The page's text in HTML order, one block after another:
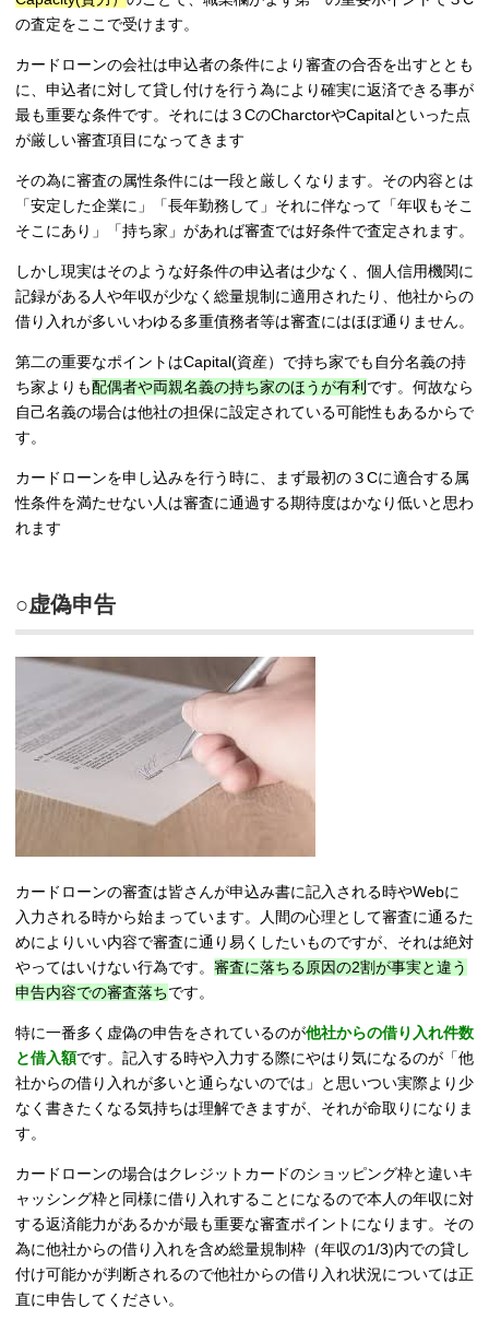
の査定をここで受けます。
カードローンの会社は申込者の条件により審査の合否を出すととも
に、申込者に対して貸し付けを行う為により確実に返済できる事が
最も重要な条件です。それには３CのCharctorやCapitalといった点
が厳しい審査項目になってきます
その為に審査の属性条件には一段と厳しくなります。その内容とは
「安定した企業に」「長年勤務して」それに伴なって「年収もそこ
そこにあり」「持ち家」があれば審査では好条件で査定されます。
しかし現実はそのような好条件の申込者は少なく、個人信用機関に
記録がある人や年収が少なく総量規制に適用されたり、他社からの
借り入れが多いいわゆる多重債務者等は審査にはほぼ通りません。
第二の重要なポイントはCapital(資産）で持ち家でも自分名義の持
ち家よりも配偶者や両親名義の持ち家のほうが有利 です。何故なら
自己名義の場合は他社の担保に設定されている可能性もあるからで
す。
カードローンを申し込みを行う時に、まず最初の３Cに適合する属
性条件を満たせない人は審査に通過する期待度はかなり低いと思わ
れます
○虚偽申告
カードローンの審査は皆さんが申込み書に記入される時やWebに
入力される時から始まっています。人間の心理として審査に通るた
めによりいい内容で審査に通り易くしたいものですが、それは絶対
やってはいけない行為です。 審査に落ちる原因の2割が事実と違う
申告内容での審査落ちです。
特に一番多く虚偽の申告をされているのが他社からの借り入れ件数
と借入額です。記入する時や入力する際にやはり気になるのが「他
社からの借り入れが多いと通らないのでは」と思いつい実際より少
なく書きたくなる気持ちは理解できますが、それが命取りになりま
す。
カードローンの場合はクレジットカードのショッピング枠と違いキ
ャッシング枠と同様に借り入れすることになるので本人の年収に対
する返済能力があるかが最も重要な審査ポイントになります。その
為に他社からの借り入れを含め総量規制枠（年収の1/3)内での貸し
付け可能かが判断されるので他社からの借り入れ状況については正
直に申告してください。